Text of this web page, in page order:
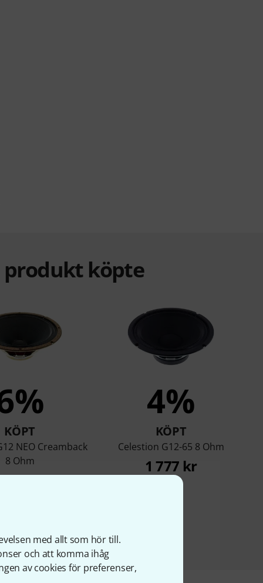
med allt som hör till.
och att komma ihåg
av cookies för preferenser,
produkt köpte
KÖPT
NEO Creamback
8 Ohm
755 kr
4%
KÖPT
Celestion G12-65 8 Ohm
1 777 kr